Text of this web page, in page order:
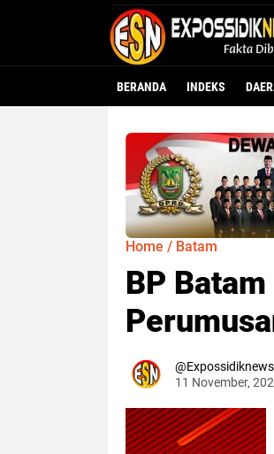
BERANDA INDEKS
Home / Batam
BP
11 November,